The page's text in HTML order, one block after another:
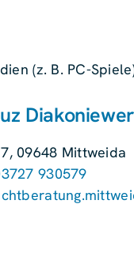
(z. B. PC-
09648 Mittweida
930579